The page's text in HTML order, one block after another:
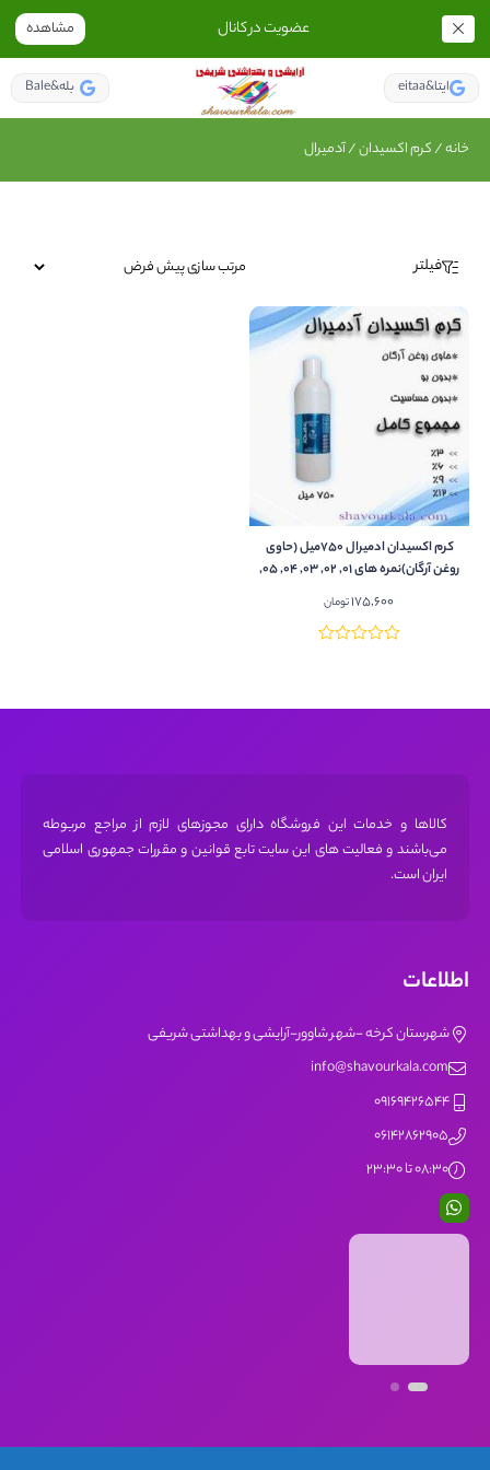
عضویت در کانال مشاهده
eitaa&ایتا Bale&بله
خانه/کرم اکسیدان/ آدمیرال
فیلتر
کرم اکسیدان ادمیرال 750میل (حاوی
روغن آرگان)نمره های 01, 02, 03, 04, 05,
175,600تومان
کالاها و خدمات این فروشگاه دارای مجوز‌های لازم از مراجع مربوطه
می‌باشند و فعالیت های این سایت تابع قوانین و مقررات جمهوری اسلامی
ایران است.
اطلاعات
شهرستان کرخه -شهر شاوور-آرایشی و بهداشتی شریفی
info@shavourkala.com
09169426544
06142862905
08:30 تا 23:30